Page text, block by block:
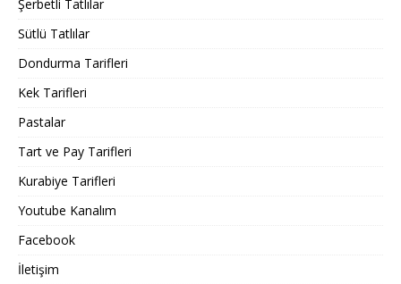
Şerbetli Tatlılar
Sütlü Tatlılar
Dondurma Tarifleri
Kek Tarifleri
Pastalar
Tart ve Pay Tarifleri
Kurabiye Tarifleri
Youtube Kanalım
Facebook
İletişim